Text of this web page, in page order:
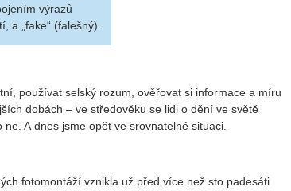
výrazů
a „fake“ (falešný).
používat selský rozum, ověřovat si informace a míru
dobách – ve středověku se lidi o dění ve světě
A dnes jsme opět ve srovnatelné situaci.
fotomontáží vznikla už před více než sto padesáti